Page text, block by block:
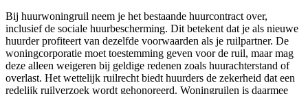
Bij huurwoningruil neem je het bestaande huurcontract over,
inclusief de sociale huurbescherming. Dit betekent dat je als nieuwe
huurder profiteert van dezelfde voorwaarden als je ruilpartner. De
woningcorporatie moet toestemming geven voor de ruil, maar mag
deze alleen weigeren bij geldige redenen zoals huurachterstand of
overlast. Het wettelijk ruilrecht biedt huurders de zekerheid dat een
redelijk ruilverzoek wordt gehonoreerd. Woningruilen is daarmee